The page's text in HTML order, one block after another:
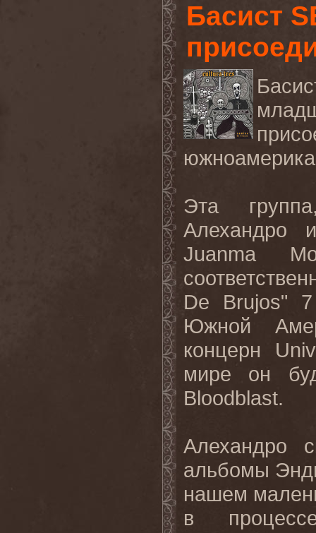
Басист
Эта
Алехандро
Juanma
De
Brujos" 7
Южной
концерн
мире он
Bloodblast.
Алехандро
альбомы
нашем
в